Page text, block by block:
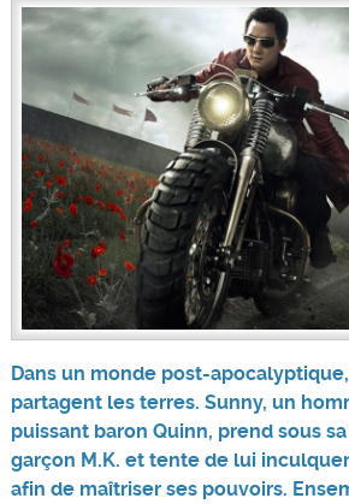
Dans un monde post-
partagent les terres. Sunny, un
puissant baron Quinn, prend sous
garçon M.K. et tente de lui
afin de maîtriser ses pouvoirs.